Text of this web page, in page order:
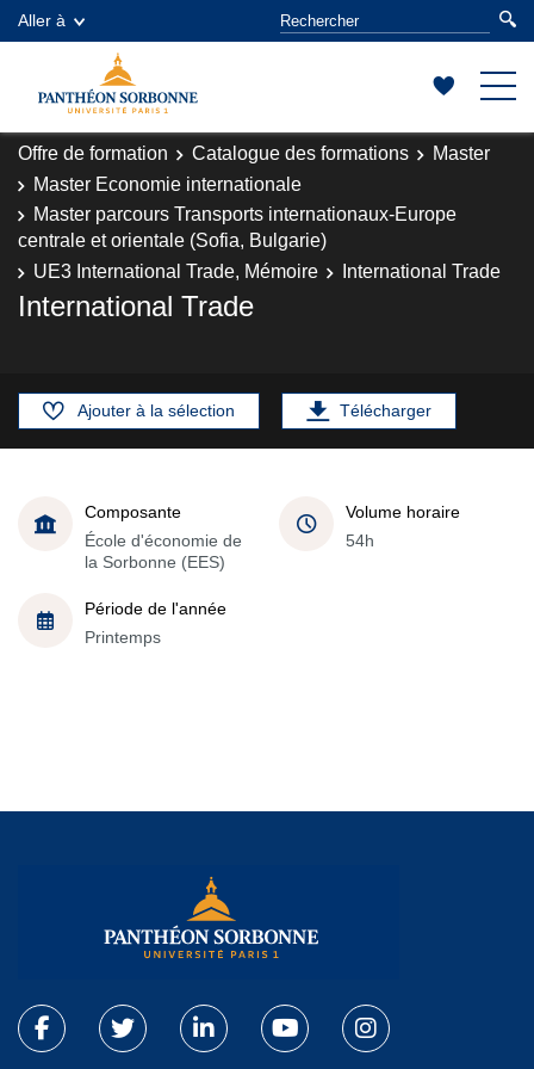
Aller à
Offre de formation Catalogue des formations
Master
Master Economie internationale
Master parcours Transports internationaux-Europe
centrale et orientale (Sofia, Bulgarie)
UE3 International Trade, Mémoire
International Trade
International Trade
Ajouter à la sélection Télécharger
Composante
École d'économie de
la Sorbonne (EES)
Volume horaire
54h
Période de l'année
Printemps